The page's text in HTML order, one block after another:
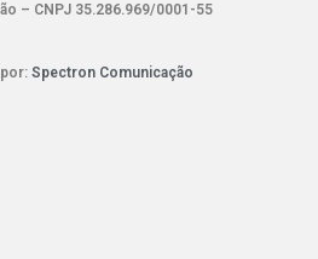
– CNPJ 35.286.969/0001-55
Spectron Comunicação